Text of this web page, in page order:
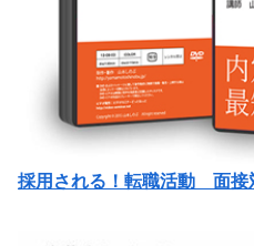
採用される！転職活動 面接